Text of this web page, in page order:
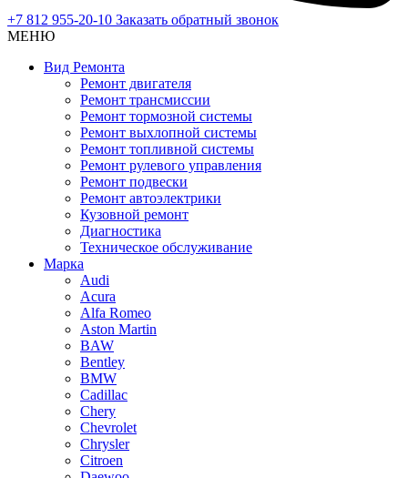
+7 812 955-20-10 Заказать обратный звонок
МЕНЮ
Вид Ремонта
Ремонт двигателя
Ремонт трансмиссии
Ремонт тормозной системы
Ремонт выхлопной системы
Ремонт топливной системы
Ремонт рулевого управления
Ремонт подвески
Ремонт автоэлектрики
Кузовной ремонт
Диагностика
Техническое обслуживание
Марка
Audi
Acura
Alfa Romeo
Aston Martin
BAW
Bentley
BMW
Cadillac
Chery
Chevrolet
Chrysler
Citroen